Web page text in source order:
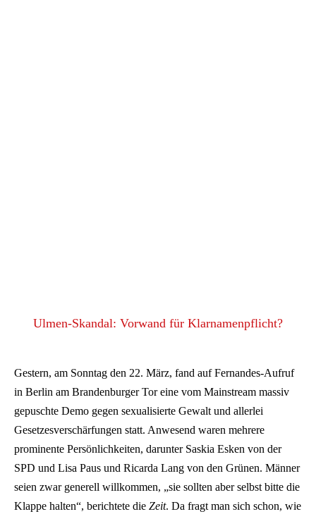
Ulmen-Skandal: Vorwand für Klarnamenpflicht?
Gestern, am Sonntag den 22. März, fand auf Fernandes-Aufruf
in Berlin am Brandenburger Tor eine vom Mainstream massiv
gepuschte Demo gegen sexualisierte Gewalt und allerlei
Gesetzesverschärfungen statt. Anwesend waren mehrere
prominente Persönlichkeiten, darunter Saskia Esken von der
SPD und Lisa Paus und Ricarda Lang von den Grünen. Männer
seien zwar generell willkommen, „sie sollten aber selbst bitte die
Klappe halten“, berichtete die Zeit. Da fragt man sich schon, wie